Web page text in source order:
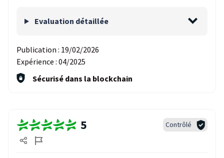
Evaluation détaillée
Publication : 19/02/2026
Expérience : 04/2025
Sécurisé dans la blockchain
5 Contrôlé